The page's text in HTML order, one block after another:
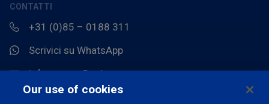
CONTATTI
+31 (0)85 – 0188 311
Scrivici su WhatsApp
info.europe@pahc.com
Chemin du Stocquoy 3, 1300 Wavre, Belgio
Our use of cookies